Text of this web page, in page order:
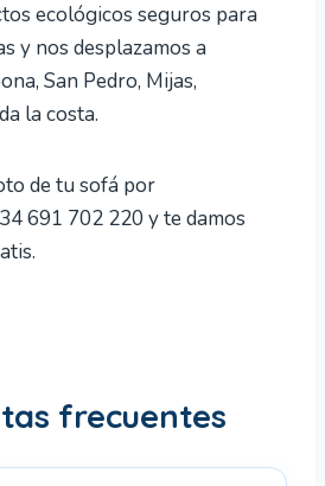
ecológicos seguros para
y nos desplazamos a
San Pedro, Mijas,
la costa.
de tu sofá por
691 702 220 y te damos
frecuentes